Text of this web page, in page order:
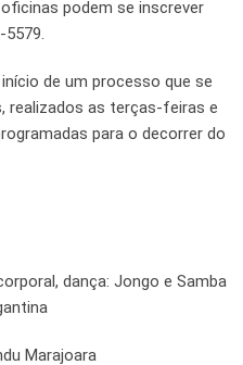
podem se inscrever
de um processo que se
realizados as terças-feiras e
para o decorrer do
dança: Jongo e Samba
Marajoara